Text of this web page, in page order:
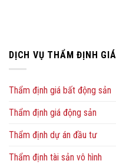
DỊCH VỤ THẨM ĐỊNH GIÁ
Thẩm định giá bất động sản
Thẩm định giá động sản
Thẩm định dự án đầu tư
Thẩm định tài sản vô hình